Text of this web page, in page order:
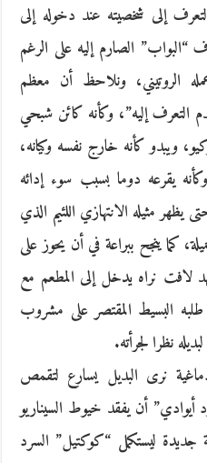
إلى شخصيته عند دخوله إلى
“البواب” الصارم إليه على الرغم
الروتيني، ونلاحظ أن معظم
التعرف إليه”، وكأنه كائن شبحي
ويبدو كأنه خارج نفسه وكيانه،
يقرعه دوما بسبب سوء إدائه
مثيله الانتهازي اللئيم الذي
كما ينجح ببراعة في أن يحوز على
لافت نراه يدخل إلى المطعم مع
طلبه البسيط المقتصر على مشروب
نظرا لجرأته.
نرى البديل يسارع لتقمص
أيوادي” أن يفقد خيوط السيناريو
جديدة ليستكمل “كوكتيل” السرد